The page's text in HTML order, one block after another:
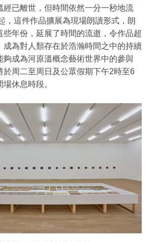
經已離世，但時間依然一分一秒地流
，這件作品擴展為現場朗讀形式，朗
些年份，延展了時間的流逝，令作品超
成為對人類存在於浩瀚時間之中的持續
夠成為河原溫概念藝術世界中的參與
於周二至周日及公眾假期下午2時至6
休息時段。